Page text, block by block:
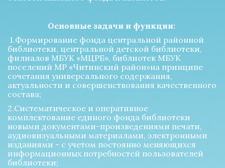
Основные задачи и функции:
1.Формирование фонда центральной районной
библиотеки, центральной детской библиотеки,
филиалов МБУК «МЦРБ», библиотек МБУК
поселений МР «Читинский район»на принципе
сочетания универсального содержания,
актуальности и совершенствования качественного
состава;
2.Систематическое и оперативное
комплектование единого фонда библиотеки
новыми документами-произведениями печати,
аудиовизуальными материалами, электронными
изданиями - с учетом постоянно меняющихся
информационных потребностей пользователей
библиотеки;